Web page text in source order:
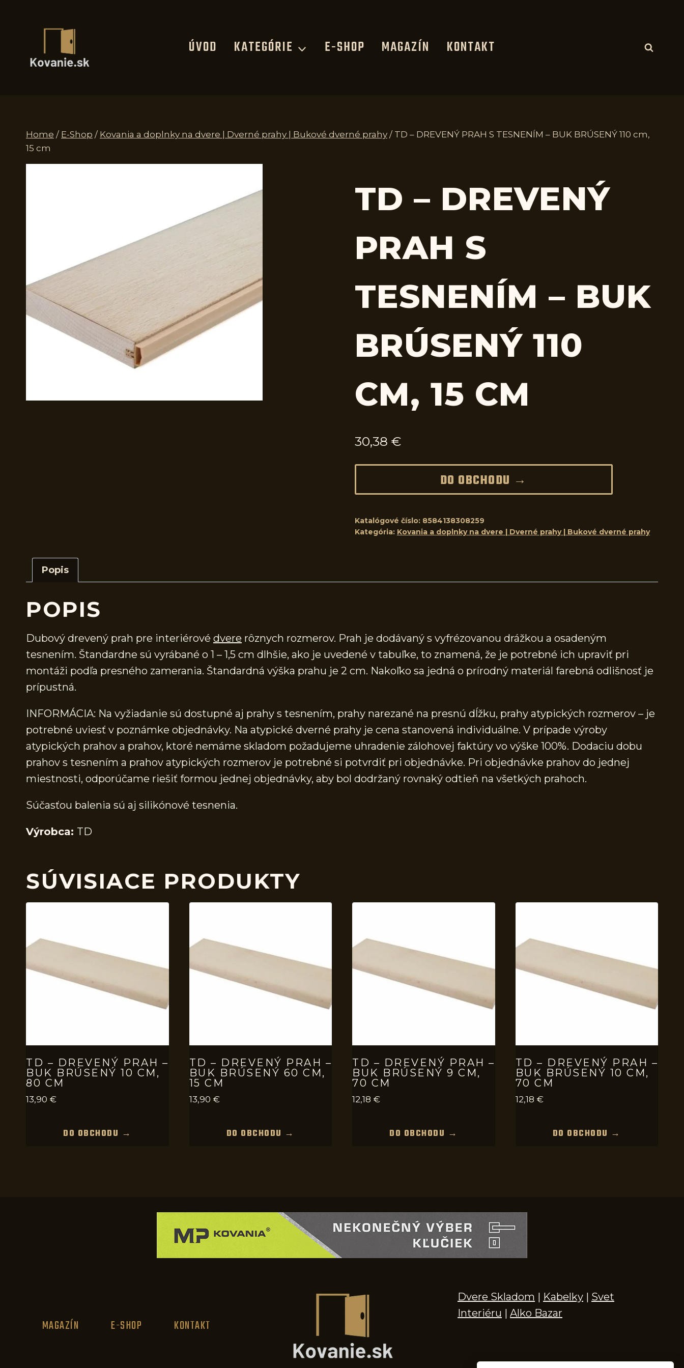
ÚVOD KATEGÓRIE E-SHOP MAGAZÍN KONTAKT
Home / E-Shop / Kovania a doplnky na dvere | Dverné prahy | Bukové dverné prahy / TD – DREVENÝ PRAH S TESNENÍM – BUK BRÚSENÝ 110 cm,
15 cm
TD – DREVENÝ
PRAH S
TESNENÍM – BUK
BRÚSENÝ 110
CM, 15 CM
30,38 €
DO OBCHODU →
Katalógové číslo: 8584138308259
Kategória: Kovania a doplnky na dvere | Dverné prahy | Bukové dverné prahy
Popis
POPIS
Dubový drevený prah pre interiérové dvere rôznych rozmerov. Prah je dodávaný s vyfrézovanou drážkou a osadeným
tesnením. Štandardne sú vyrábané o 1 – 1,5 cm dlhšie, ako je uvedené v tabuľke, to znamená, že je potrebné ich upraviť pri
montáži podľa presného zamerania. Štandardná výška prahu je 2 cm. Nakoľko sa jedná o prírodný materiál farebná odlišnosť je
prípustná.
INFORMÁCIA: Na vyžiadanie sú dostupné aj prahy s tesnením, prahy narezané na presnú dĺžku, prahy atypických rozmerov – je
potrebné uviesť v poznámke objednávky. Na atypické dverné prahy je cena stanovená individuálne. V prípade výroby
atypických prahov a prahov, ktoré nemáme skladom požadujeme uhradenie zálohovej faktúry vo výške 100%. Dodaciu dobu
prahov s tesnením a prahov atypických rozmerov je potrebné si potvrdiť pri objednávke. Pri objednávke prahov do jednej
miestnosti, odporúčame riešiť formou jednej objednávky, aby bol dodržaný rovnaký odtieň na všetkých prahoch.
Súčasťou balenia sú aj silikónové tesnenia.
Výrobca: TD
SÚVISIACE PRODUKTY
TD – DREVENÝ PRAH –
BUK BRÚSENÝ 10 CM,
80 CM
13,90 €
DO OBCHODU →
TD – DREVENÝ PRAH –
BUK BRÚSENÝ 60 CM,
15 CM
13,90 €
DO OBCHODU →
TD – DREVENÝ PRAH –
BUK BRÚSENÝ 9 CM,
70 CM
12,18 €
DO OBCHODU →
TD – DREVENÝ PRAH –
BUK BRÚSENÝ 10 CM,
70 CM
12,18 €
DO OBCHODU →
MAGAZÍN E-SHOP KONTAKT
Dvere Skladom | Kabelky | Svet
Interiéru | Alko Bazar